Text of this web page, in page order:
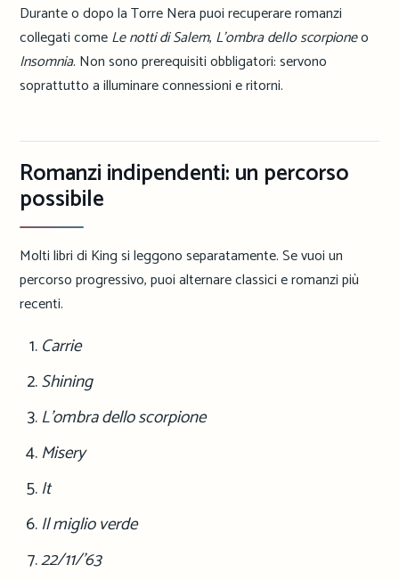
Durante o dopo la Torre Nera puoi recuperare romanzi
collegati comeLe notti di Salem, L’ombra dello scorpioneo
Insomnia. Non sono prerequisiti obbligatori: servono
soprattutto a illuminare connessioni e ritorni.
Romanzi indipendenti: un percorso
possibile
Molti libri di King si leggono separatamente. Se vuoi un
percorso progressivo, puoi alternare classici e romanzi più
recenti.
Carrie
Shining
L’ombra dello scorpione
Misery
It
Il miglio verde
22/11/’63